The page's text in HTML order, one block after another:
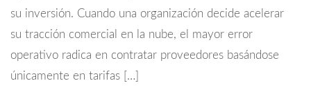
su inversión. Cuando una organización decide acelerar
su tracción comercial en la nube, el mayor error
operativo radica en contratar proveedores basándose
únicamente en tarifas […]